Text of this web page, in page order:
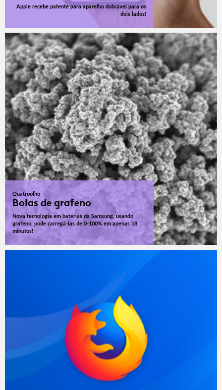
Apple recebe patente para aparelho dobrável para os
dois lados!
Quatroolho
Bolas de grafeno
Nova tecnologia em baterias da Samsung, usando
grafeno, pode carregá-las de 0-100% em apenas 18
minutos!